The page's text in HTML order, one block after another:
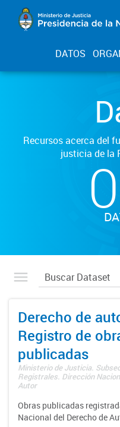
DATOS
Recursos acerca del
justicia de la
Derecho de
Registro de
publicadas
Ministerio de Justicia.
Registrales. Dirección
Autor
Obras publicadas
Nacional del Derecho de